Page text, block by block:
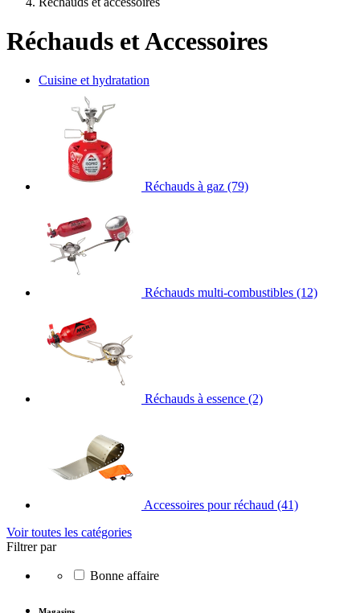
Réchauds et Accessoires
Cuisine et hydratation
Réchauds à gaz (79)
Réchauds multi-combustibles (12)
Réchauds à essence (2)
Accessoires pour réchaud (41)
Voir toutes les catégories
Filtrer par
Bonne affaire